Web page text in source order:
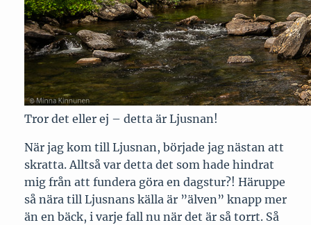
Tror det eller ej – detta är Ljusnan!
När jag kom till Ljusnan, började jag nästan att
skratta. Alltså var detta det som hade hindrat
mig från att fundera göra en dagstur?! Häruppe
så nära till Ljusnans källa är ”älven” knapp mer
än en bäck, i varje fall nu när det är så torrt. Så